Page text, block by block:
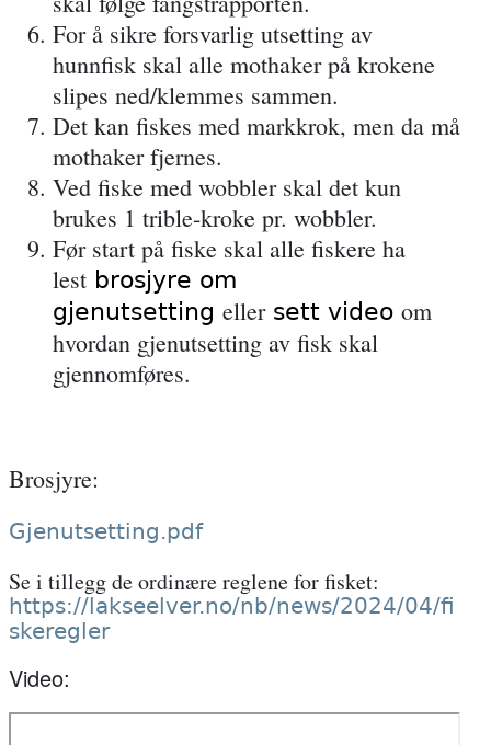
For å sikre forsvarlig utsetting av
hunnfisk skal alle mothaker på krokene
slipes ned/klemmes sammen.
Det kan fiskes med markkrok, men da må
mothaker fjernes.
Ved fiske med wobbler skal det kun
brukes 1 trible-kroke pr. wobbler.
Før start på fiske skal alle fiskere ha
lest brosjyre om
gjenutsetting eller sett video om
hvordan gjenutsetting av fisk skal
gjennomføres.
Brosjyre:
Gjenutsetting.pdf
Se i tillegg de ordinære reglene for fisket:
https://lakseelver.no/nb/news/2024/04/fi
skeregler
Video: